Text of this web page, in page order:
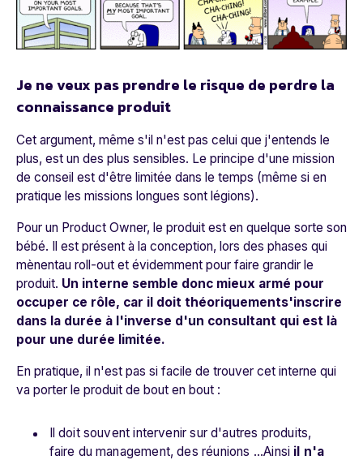
Je ne veux pas prendre le risque de perdre la
connaissance produit
Cet argument, même s'il n'est pas celui que j'entends le
plus, est un des plus sensibles. Le principe d'une mission
de conseil est d'être limitée dans le temps (même si en
pratique les missions longues sont légions).
Pour un Product Owner, le produit est en quelque sorte son
bébé. Il est présent à la conception, lors des phases qui
mènentau roll-out et évidemment pour faire grandir le
produit. Un interne semble donc mieux armé pour
occuper ce rôle, car il doit théoriquements'inscrire
dans la durée à l'inverse d'un consultant qui est là
pour une durée limitée.
En pratique, il n'est pas si facile de trouver cet interne qui
va porter le produit de bout en bout :
Il doit souvent intervenir sur d'autres produits,
faire du management, des réunions ...Ainsi il n'a